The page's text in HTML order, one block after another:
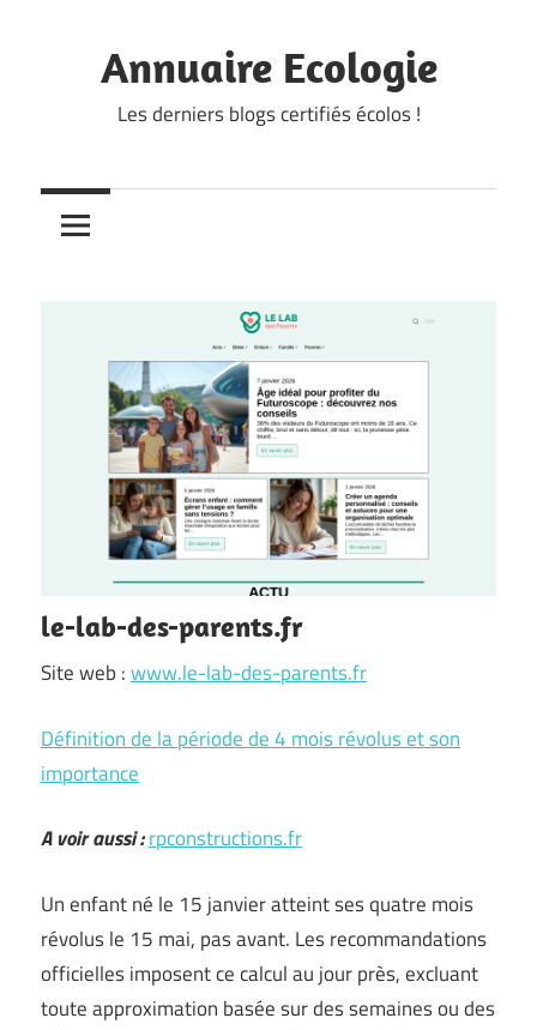
contentAnnuaire Ecologie
Les derniers blogs certifiés écolos !
le-lab-des-parents.fr
Site web :www.le-lab-des-parents.fr
Définition de la période de 4 mois révolus et son
importance
A voir aussi :rpconstructions.fr
Un enfant né le 15 janvier atteint ses quatre mois
révolus le 15 mai, pas avant. Les recommandations
officielles imposent ce calcul au jour près, excluant
toute approximation basée sur des semaines ou des